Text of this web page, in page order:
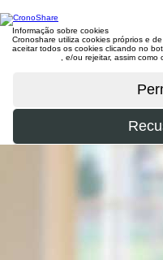
Informação sobre cookies
Cronoshare utiliza cookies próprios e
aceitar todos os cookies clicando no
, e/ou rejeitar, assim como